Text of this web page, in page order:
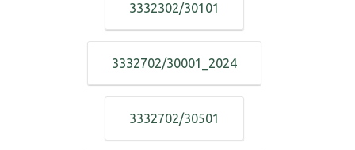
3332302/30101
3332702/30001_2024
3332702/30501